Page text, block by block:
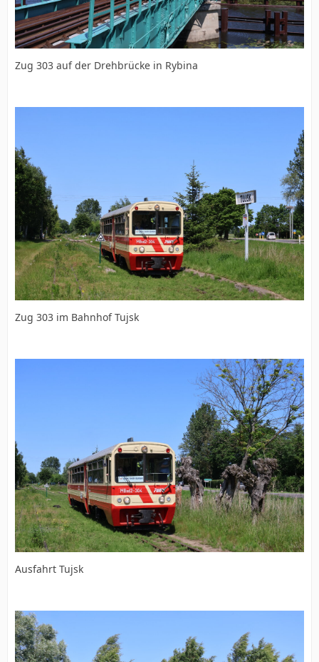
Zug 303 auf der Drehbrücke in Rybina
Zug 303 im Bahnhof Tujsk
Ausfahrt Tujsk